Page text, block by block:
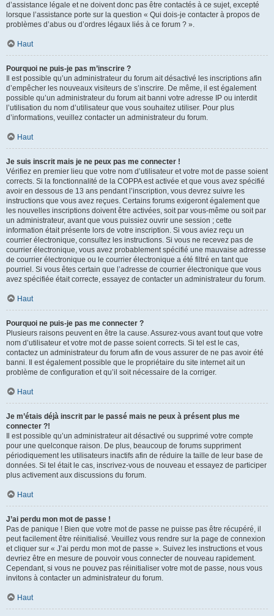
d’assistance légale et ne doivent donc pas être contactés à ce sujet, excepté
lorsque l’assistance porte sur la question « Qui dois-je contacter à propos de
problèmes d’abus ou d’ordres légaux liés à ce forum ? ».
Haut
Pourquoi ne puis-je pas m’inscrire ?
Il est possible qu’un administrateur du forum ait désactivé les inscriptions afin
d’empêcher les nouveaux visiteurs de s’inscrire. De même, il est également
possible qu’un administrateur du forum ait banni votre adresse IP ou interdit
l’utilisation du nom d’utilisateur que vous souhaitez utiliser. Pour plus
d’informations, veuillez contacter un administrateur du forum.
Haut
Je suis inscrit mais je ne peux pas me connecter !
Vérifiez en premier lieu que votre nom d’utilisateur et votre mot de passe soient
corrects. Si la fonctionnalité de la COPPA est activée et que vous avez spécifié
avoir en dessous de 13 ans pendant l’inscription, vous devrez suivre les
instructions que vous avez reçues. Certains forums exigeront également que
les nouvelles inscriptions doivent être activées, soit par vous-même ou soit par
un administrateur, avant que vous puissiez ouvrir une session ; cette
information était présente lors de votre inscription. Si vous aviez reçu un
courrier électronique, consultez les instructions. Si vous ne recevez pas de
courrier électronique, vous avez probablement spécifié une mauvaise adresse
de courrier électronique ou le courrier électronique a été filtré en tant que
pourriel. Si vous êtes certain que l’adresse de courrier électronique que vous
avez spécifiée était correcte, essayez de contacter un administrateur du forum.
Haut
Pourquoi ne puis-je pas me connecter ?
Plusieurs raisons peuvent en être la cause. Assurez-vous avant tout que votre
nom d’utilisateur et votre mot de passe soient corrects. Si tel est le cas,
contactez un administrateur du forum afin de vous assurer de ne pas avoir été
banni. Il est également possible que le propriétaire du site internet ait un
problème de configuration et qu’il soit nécessaire de la corriger.
Haut
Je m’étais déjà inscrit par le passé mais ne peux à présent plus me
connecter ?!
Il est possible qu’un administrateur ait désactivé ou supprimé votre compte
pour une quelconque raison. De plus, beaucoup de forums suppriment
périodiquement les utilisateurs inactifs afin de réduire la taille de leur base de
données. Si tel était le cas, inscrivez-vous de nouveau et essayez de participer
plus activement aux discussions du forum.
Haut
J’ai perdu mon mot de passe !
Pas de panique ! Bien que votre mot de passe ne puisse pas être récupéré, il
peut facilement être réinitialisé. Veuillez vous rendre sur la page de connexion
et cliquer sur « J’ai perdu mon mot de passe ». Suivez les instructions et vous
devriez être en mesure de pouvoir vous connecter de nouveau rapidement.
Cependant, si vous ne pouvez pas réinitialiser votre mot de passe, nous vous
invitons à contacter un administrateur du forum.
Haut